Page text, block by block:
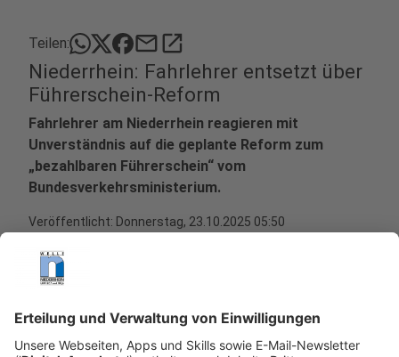
Teilen: mailopen_in_new
Niederrhein: Fahrlehrer entsetzt über
Führerschein-Reform
Fahrlehrer am Niederrhein reagieren mit
Unverständnis auf die geplante Reform zum
„bezahlbaren Führerschein“ vom
Bundesverkehrsministerium.
Veröffentlicht: Donnerstag, 23.10.2025 05:50
Zweifel an echter Kostenersparnis